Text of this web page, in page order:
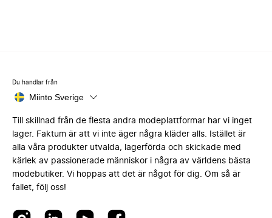
Du handlar från
Miinto Sverige
Till skillnad från de flesta andra modeplattformar har vi inget
lager. Faktum är att vi inte äger några kläder alls. Istället är
alla våra produkter utvalda, lagerförda och skickade med
kärlek av passionerade människor i några av världens bästa
modebutiker. Vi hoppas att det är något för dig. Om så är
fallet, följ oss!